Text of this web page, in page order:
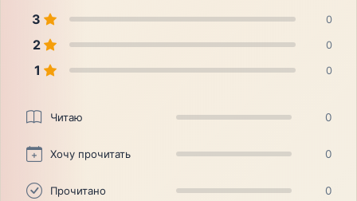
3 0
2 0
1 0
Читаю 0
Хочу прочитать 0
Прочитано 0